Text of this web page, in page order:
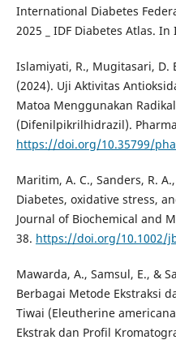
International Diabetes
2025 _ IDF Diabetes Atlas.
Islamiyati, R., Mugitasari, D.
(2024). Uji Aktivitas
Matoa Menggunakan Radikal
(Difenilpikrilhidrazil).
https://doi.org/10.35799/
Maritim, A. C., Sanders, R.
Diabetes, oxidative stress,
Journal of Biochemical and
38. https://doi.org/10.1002/
Mawarda, A., Samsul, E., &
Berbagai Metode Ekstraksi
Tiwai (Eleutherine
Ekstrak dan Profil